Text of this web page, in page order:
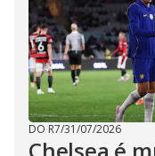
DO R7/31/07/2026